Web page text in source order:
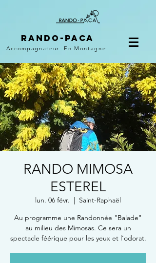
Rando-PACA
Accompagnateur En Montagne
RANDO MIMOSA
ESTEREL
lun. 06 févr.
  |
Saint-Raphaël
Au programme une Randonnée "Balade"
au milieu des Mimosas. Ce sera un
spectacle féérique pour les yeux et l'odorat.